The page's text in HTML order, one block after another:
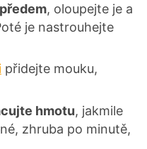
, oloupejte je a
je nastrouhejte
přidejte mouku,
hmotu, jakmile
zhruba po minutě,